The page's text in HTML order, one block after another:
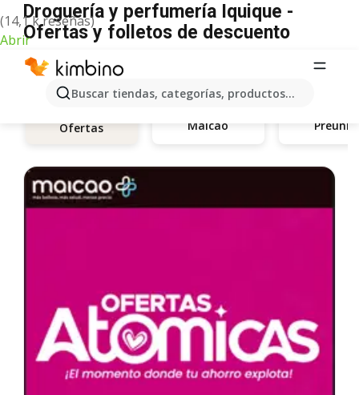
(14,1 k reseñas)
Abrir
Buscar tiendas, categorías, productos...
Droguería y perfumería Iquique -
Ofertas y folletos de descuento
Ofertas Maicao Preunic